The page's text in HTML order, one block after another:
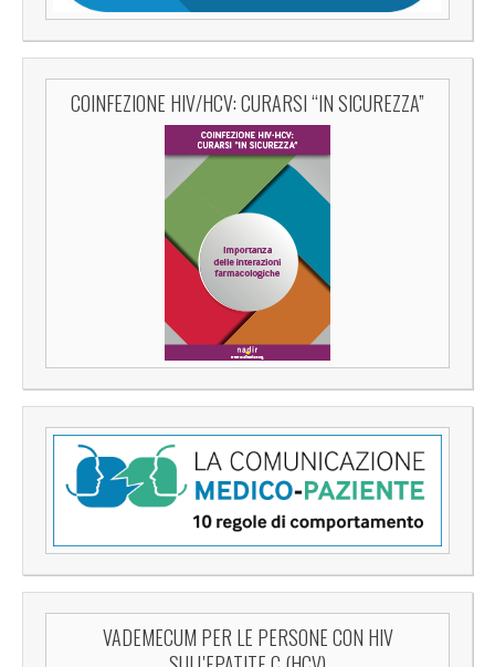
COINFEZIONE HIV/HCV: CURARSI “IN SICUREZZA”
VADEMECUM PER LE PERSONE CON HIV